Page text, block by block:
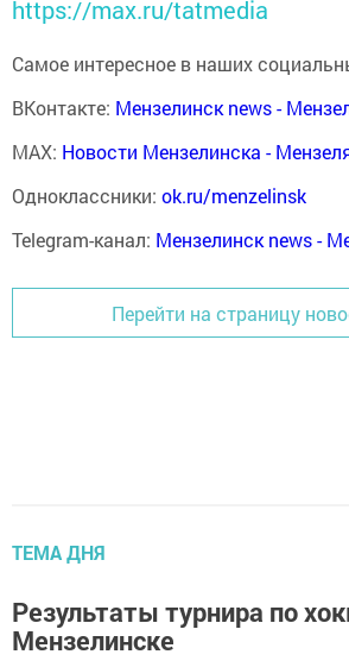
https://max.ru/tatmedia
Самое интересное в наших
ВКонтакте: Мензелинск news -
MAX: Новости Мензелинска -
Одноклассники: ok.ru/menzelinsk
Telegram-канал: Мензелинск news -
Перейти на страницу
ТЕМА ДНЯ
Результаты турнира по
Мензелинске